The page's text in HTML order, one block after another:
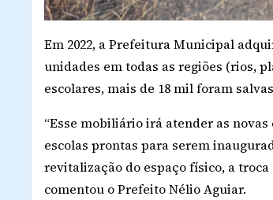
Em 2022, a Prefeitura Municipal
unidades em todas as regiões (rios,
escolares, mais de 18 mil foram
“Esse mobiliário irá atender as
escolas prontas para serem
revitalização do espaço físico, a
comentou o Prefeito Nélio Aguiar.